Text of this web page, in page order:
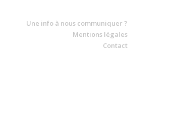
Une info à nous communiquer ?
Mentions légales
Contact